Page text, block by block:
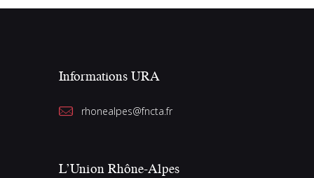
Informations URA
rhonealpes@fncta.fr
L’Union Rhône-Alpes